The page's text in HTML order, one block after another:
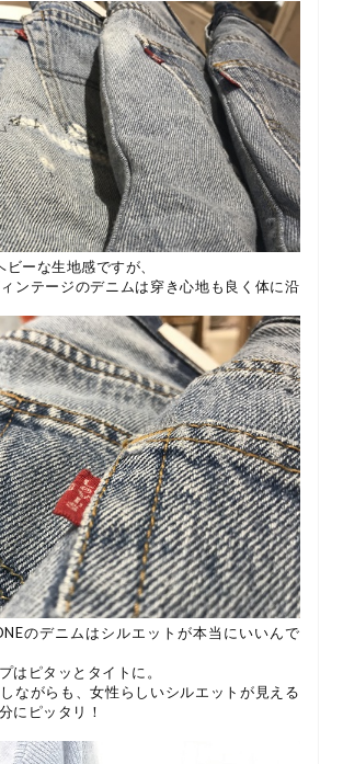
ーな生地感ですが、
ンテージのデニムは穿き心地も良く体に沿
のデニムはシルエットが本当にいいんで
はピタッとタイトに。
ながらも、女性らしいシルエットが見える
にピッタリ！